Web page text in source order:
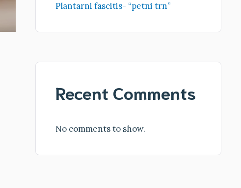
Plantarni fascitis- “petni trn”
Recent Comments
No comments to show.